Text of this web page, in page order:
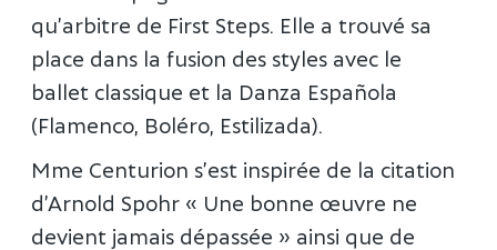
qu’arbitre de First Steps. Elle a trouvé sa
place dans la fusion des styles avec le
ballet classique et la Danza Española
(Flamenco, Boléro, Estilizada).
Mme Centurion s’est inspirée de la citation
d’Arnold Spohr « Une bonne œuvre ne
devient jamais dépassée » ainsi que de